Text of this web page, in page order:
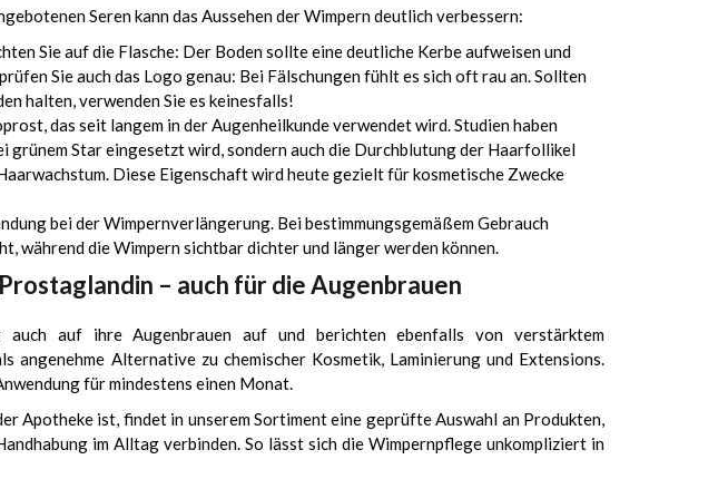
Seren kann das Aussehen der Wimpern deutlich verbessern:
Sie auf die Flasche: Der Boden sollte eine deutliche Kerbe aufweisen und
Sie auch das Logo genau: Bei Fälschungen fühlt es sich oft rau an. Sollten
halten, verwenden Sie es keinesfalls!
das seit langem in der Augenheilkunde verwendet wird. Studien haben
grünem Star eingesetzt wird, sondern auch die Durchblutung der Haarfollikel
Diese Eigenschaft wird heute gezielt für kosmetische Zwecke
bei der Wimpernverlängerung. Bei bestimmungsgemäßem Gebrauch
während die Wimpern sichtbar dichter und länger werden können.
– auch für die Augenbrauen
auch auf ihre Augenbrauen auf und berichten ebenfalls von verstärktem
angenehme Alternative zu chemischer Kosmetik, Laminierung und Extensions.
für mindestens einen Monat.
Apotheke ist, findet in unserem Sortiment eine geprüfte Auswahl an Produkten,
im Alltag verbinden. So lässt sich die Wimpernpflege unkompliziert in